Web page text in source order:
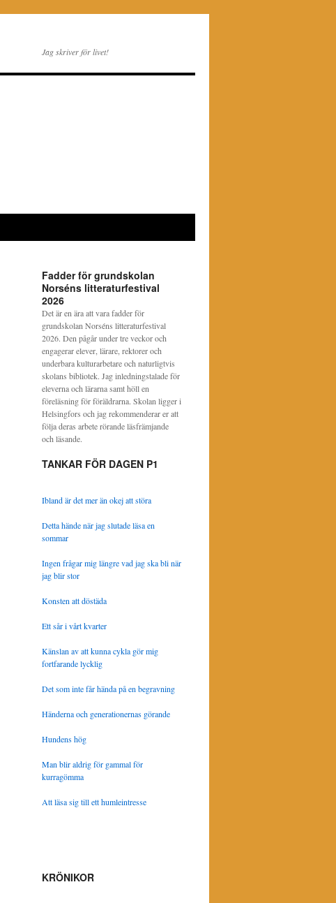
Jag skriver för livet!
Fadder för grundskolan
Norséns litteraturfestival
2026
Det är en ära att vara fadder för
grundskolan Norséns litteraturfestival
2026. Den pågår under tre veckor och
engagerar elever, lärare, rektorer och
underbara kulturarbetare och naturligtvis
skolans bibliotek. Jag inledningstalade för
eleverna och lärarna samt höll en
föreläsning för föräldrarna. Skolan ligger i
Helsingfors och jag rekommenderar er att
följa deras arbete rörande läsfrämjande
och läsande.
TANKAR FÖR DAGEN P1
Ibland är det mer än okej att störa
Detta hände när jag slutade läsa en
sommar
Ingen frågar mig längre vad jag ska bli när
jag blir stor
Konsten att döstäda
Ett sår i vårt kvarter
Känslan av att kunna cykla gör mig
fortfarande lycklig
Det som inte får hända på en begravning
Händerna och generationernas görande
Hundens hög
Man blir aldrig för gammal för
kurragömma
Att läsa sig till ett humleintresse
KRÖNIKOR